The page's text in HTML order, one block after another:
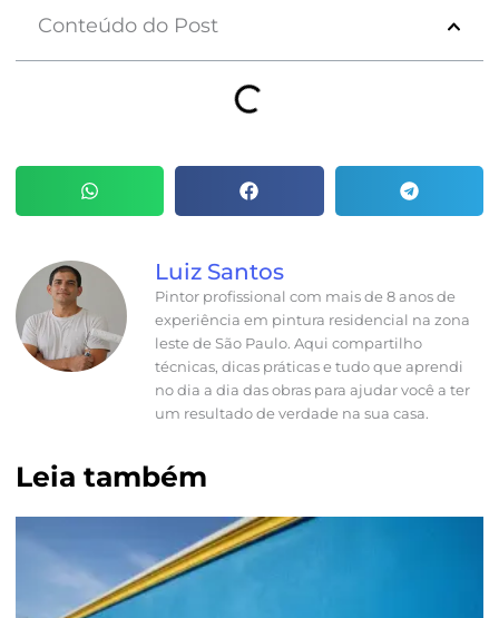
Conteúdo do Post
Luiz Santos
Pintor profissional com mais de 8 anos de
experiência em pintura residencial na zona
leste de São Paulo. Aqui compartilho
técnicas, dicas práticas e tudo que aprendi
no dia a dia das obras para ajudar você a ter
um resultado de verdade na sua casa.
Leia também